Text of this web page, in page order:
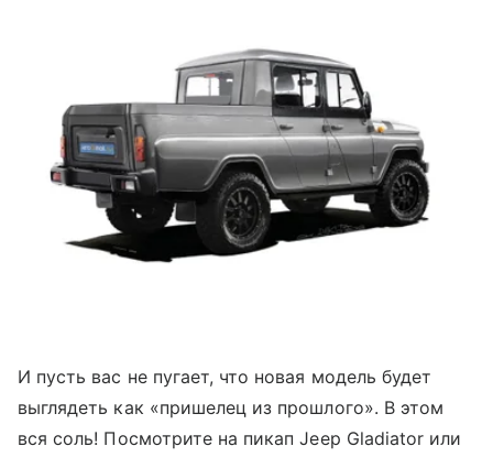
И пусть вас не пугает, что новая модель будет
выглядеть как «пришелец из прошлого». В этом
вся соль! Посмотрите на пикап Jeep Gladiator или